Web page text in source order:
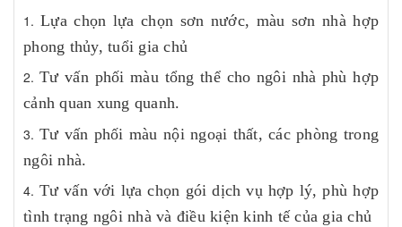
Lựa chọn lựa chọn sơn nước, màu sơn nhà hợp
phong thủy, tuổi gia chủ
Tư vấn phối màu tổng thể cho ngôi nhà phù hợp
cảnh quan xung quanh.
Tư vấn phối màu nội ngoại thất, các phòng trong
ngôi nhà.
Tư vấn với lựa chọn gói dịch vụ hợp lý, phù hợp
tình trạng ngôi nhà và điều kiện kinh tế của gia chủ